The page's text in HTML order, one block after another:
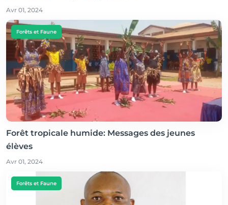
Avr 01, 2024
Forêts et Faune
Forêt tropicale humide: Messages des jeunes
élèves
Avr 01, 2024
Forêts et Faune